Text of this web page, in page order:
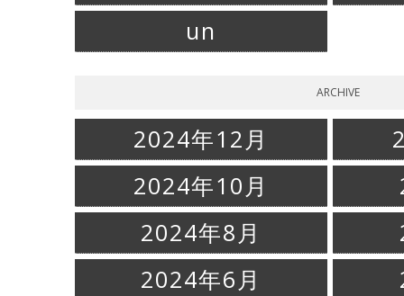
un
ARCHIVE
2024年12月
2024年10月
2024年8月
2024年6月